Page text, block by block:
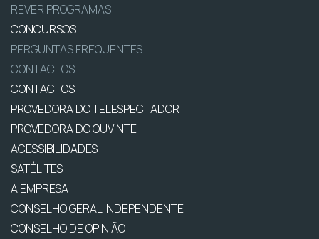
REVER PROGRAMAS
CONCURSOS
PERGUNTAS FREQUENTES
CONTACTOS
CONTACTOS
PROVEDORA DO TELESPECTADOR
PROVEDORA DO OUVINTE
ACESSIBILIDADES
SATÉLITES
A EMPRESA
CONSELHO GERAL INDEPENDENTE
CONSELHO DE OPINIÃO